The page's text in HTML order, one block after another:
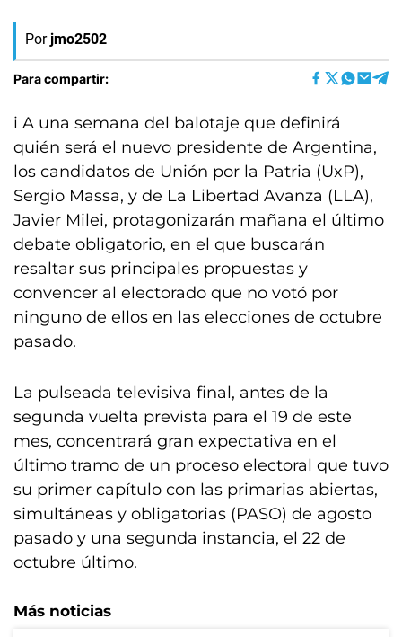
Por jmo2502
Para compartir:
i A una semana del balotaje que definirá
quién será el nuevo presidente de Argentina,
los candidatos de Unión por la Patria (UxP),
Sergio Massa, y de La Libertad Avanza (LLA),
Javier Milei, protagonizarán mañana el último
debate obligatorio, en el que buscarán
resaltar sus principales propuestas y
convencer al electorado que no votó por
ninguno de ellos en las elecciones de octubre
pasado.
La pulseada televisiva final, antes de la
segunda vuelta prevista para el 19 de este
mes, concentrará gran expectativa en el
último tramo de un proceso electoral que tuvo
su primer capítulo con las primarias abiertas,
simultáneas y obligatorias (PASO) de agosto
pasado y una segunda instancia, el 22 de
octubre último.
Más noticias